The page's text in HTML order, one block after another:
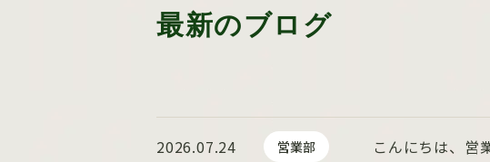
最新のブログ
2026.07.24 営業部 こんにちは、営